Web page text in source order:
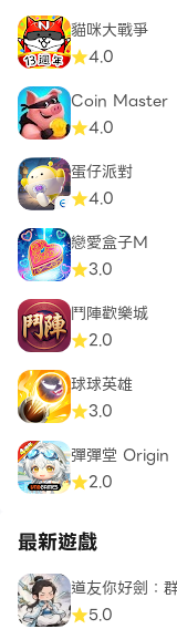
貓咪大戰爭
4.0
Coin Master
4.0
蛋仔派對
4.0
戀愛盒子M
3.0
鬥陣歡樂城
2.0
球球英雄
3.0
彈彈堂 Origin
2.0
最新遊戲
道友你好劍：
5.0